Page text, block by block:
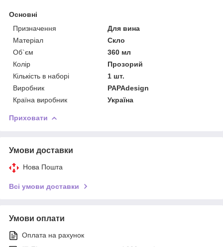
Основні
Призначення
Для вина
Матеріал
Скло
Об`єм
360 мл
Колір
Прозорий
Кількість в наборі
1 шт.
Виробник
PAPAdesign
Країна виробник
Україна
Приховати
Умови доставки
Нова Пошта
Всі умови доставки
Умови оплати
Оплата на рахунок